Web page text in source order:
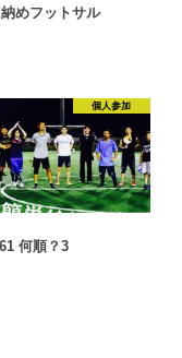
めフットサル
個人参加
何順？3